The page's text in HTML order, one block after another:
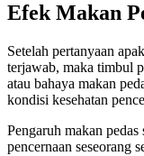
Efek Makan
Setelah pertanyaan
terjawab, maka timbul
atau bahaya makan
kondisi kesehatan
Pengaruh makan
pencernaan seseorang